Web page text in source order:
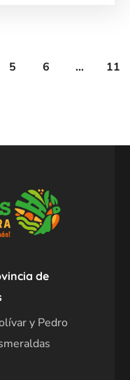
5 6 … 11
de
y Pedro